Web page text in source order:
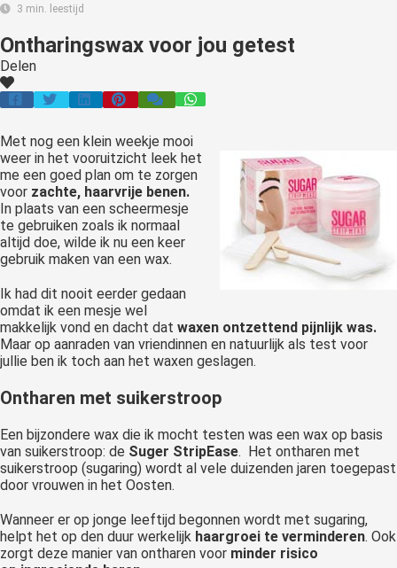
3 min. leestijd
Ontharingswax voor jou getest
Delen
Met nog een klein weekje mooi
weer in het vooruitzicht leek het
me een goed plan om te zorgen
voor zachte, haarvrije benen.
In plaats van een scheermesje
te gebruiken zoals ik normaal
altijd doe, wilde ik nu een keer
gebruik maken van een wax.
Ik had dit nooit eerder gedaan
omdat ik een mesje wel
makkelijk vond en dacht dat waxen ontzettend pijnlijk was.
Maar op aanraden van vriendinnen en natuurlijk als test voor
jullie ben ik toch aan het waxen geslagen.
Ontharen met suikerstroop
Een bijzondere wax die ik mocht testen was een wax op basis
van suikerstroop: de Suger StripEase. Het ontharen met
suikerstroop (sugaring) wordt al vele duizenden jaren toegepast
door vrouwen in het Oosten.
Wanneer er op jonge leeftijd begonnen wordt met sugaring,
helpt het op den duur werkelijk haargroei te verminderen. Ook
zorgt deze manier van ontharen voor minder risico